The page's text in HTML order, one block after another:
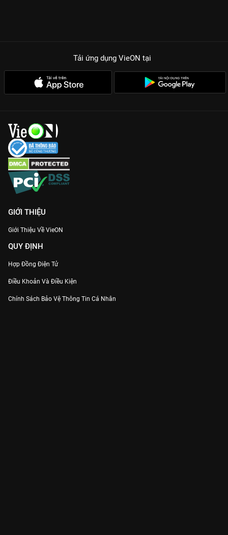
Tải ứng dụng VieON tại
GIỚI THIỆU
Giới Thiệu Về VieON
QUY ĐỊNH
Hợp Đồng Điện Tử
Điều Khoản Và Điều Kiện
Chính Sách Bảo Vệ Thông Tin Cá Nhân